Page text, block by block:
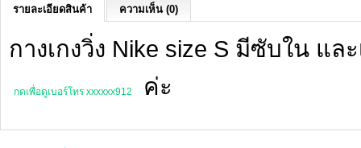
รายละเอียดสินค้า ความเห็น (0)
กางเกงวิ่ง Nike size S มีซับใน แ
กดเพื่อดูเบอร์โทร xxxxxx912 ค่ะ